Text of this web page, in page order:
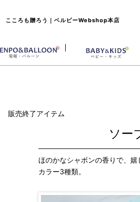
こころも贈ろう｜ベルビーWebshop本店
販売終了アイテム
ソー
ほのかなシャボンの香りで、
カラー3種類。